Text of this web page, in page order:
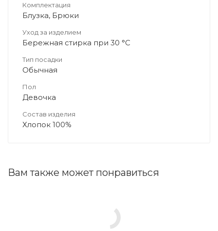
Комплектация
Блузка, Брюки
Уход за изделием
Бережная стирка при 30 °C
Тип посадки
Обычная
Пол
Девочка
Состав изделия
Хлопок 100%
Вам также может понравиться